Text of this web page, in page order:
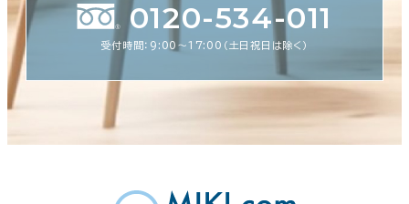
0120-534-011
受付時間：9:00〜17:00（土日祝日は除く）